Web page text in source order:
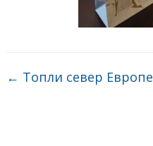
← Топли север Европе